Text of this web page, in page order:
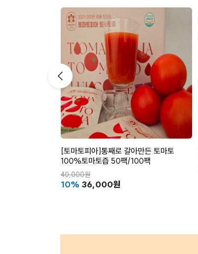
[토마토피아]통째로 갈아만든 토마토
100%토마토즙 50팩/100팩
40,000원
10% 36,000원